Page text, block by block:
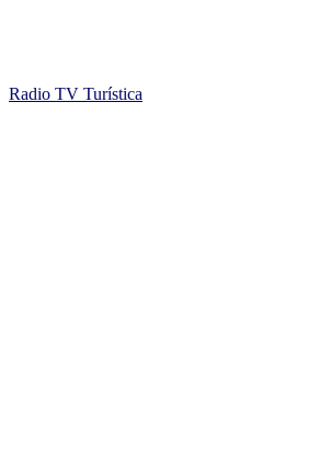
Radio TV Turística